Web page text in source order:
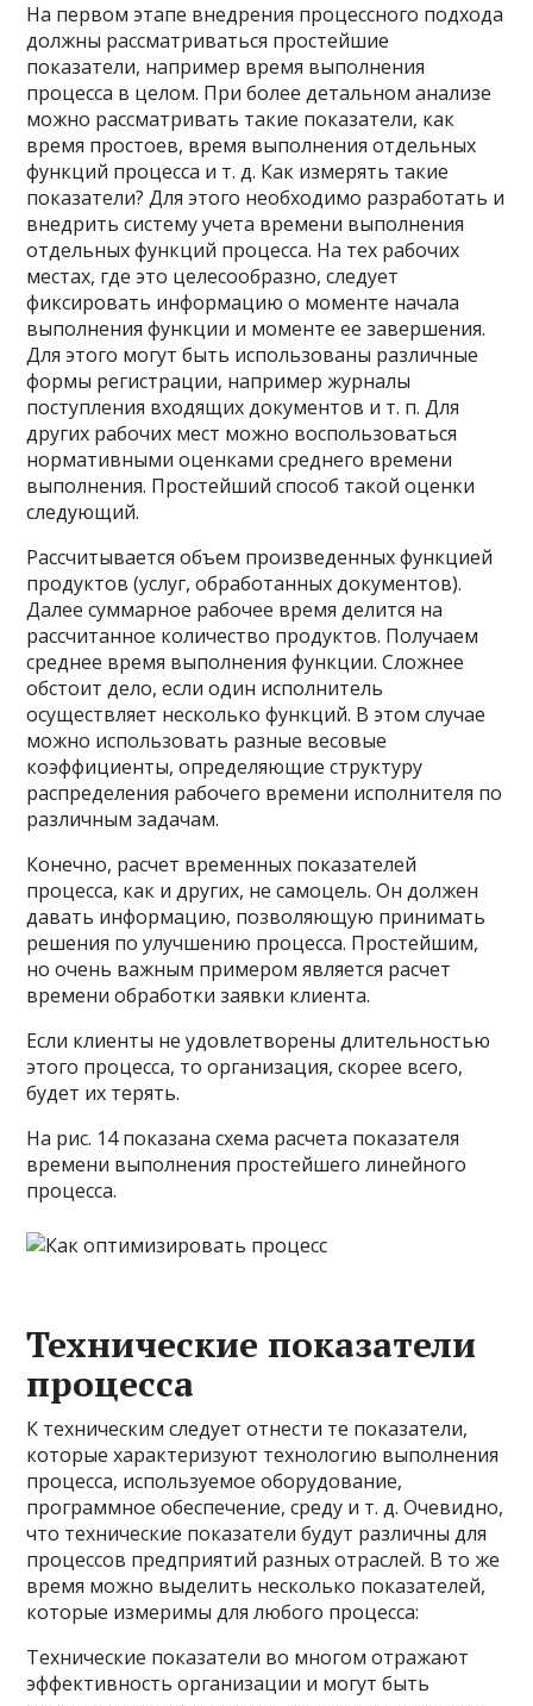
На первом этапе внедрения процессного подхода
должны рассматриваться простейшие
показатели, например время выполнения
процесса в целом. При более детальном анализе
можно рассматривать такие показатели, как
время простоев, время выполнения отдельных
функций процесса и т. д. Как измерять такие
показатели? Для этого необходимо разработать и
внедрить систему учета времени выполнения
отдельных функций процесса. На тех рабочих
местах, где это целесообразно, следует
фиксировать информацию о моменте начала
выполнения функции и моменте ее завершения.
Для этого могут быть использованы различные
формы регистрации, например журналы
поступления входящих документов и т. п. Для
других рабочих мест можно воспользоваться
нормативными оценками среднего времени
выполнения. Простейший способ такой оценки
следующий.
Рассчитывается объем произведенных функцией
продуктов (услуг, обработанных документов).
Далее суммарное рабочее время делится на
рассчитанное количество продуктов. Получаем
среднее время выполнения функции. Сложнее
обстоит дело, если один исполнитель
осуществляет несколько функций. В этом случае
можно использовать разные весовые
коэффициенты, определяющие структуру
распределения рабочего времени исполнителя по
различным задачам.
Конечно, расчет временных показателей
процесса, как и других, не самоцель. Он должен
давать информацию, позволяющую принимать
решения по улучшению процесса. Простейшим,
но очень важным примером является расчет
времени обработки заявки клиента.
Если клиенты не удовлетворены длительностью
этого процесса, то организация, скорее всего,
будет их терять.
На рис. 14 показана схема расчета показателя
времени выполнения простейшего линейного
процесса.
Технические показатели
процесса
К техническим следует отнести те показатели,
которые характеризуют технологию выполнения
процесса, используемое оборудование,
программное обеспечение, среду и т. д. Очевидно,
что технические показатели будут различны для
процессов предприятий разных отраслей. В то же
время можно выделить несколько показателей,
которые измеримы для любого процесса:
Технические показатели во многом отражают
эффективность организации и могут быть